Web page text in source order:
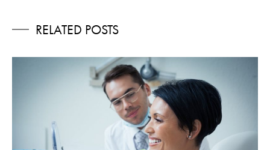
RELATED POSTS